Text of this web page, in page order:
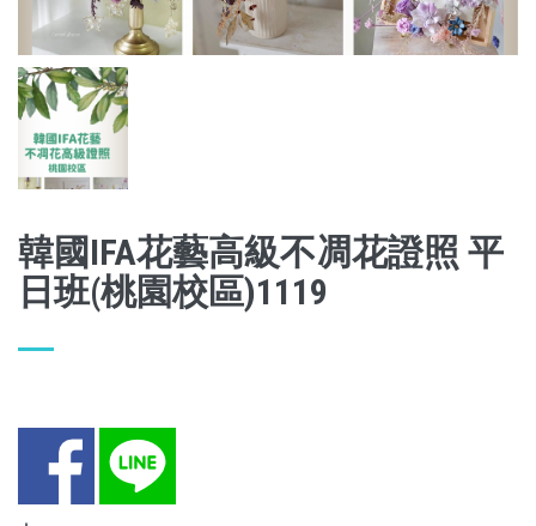
韓國IFA花藝高級不凋花證照 平
日班(桃園校區)1119
Facebook LINE